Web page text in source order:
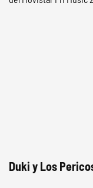
Duki y Los